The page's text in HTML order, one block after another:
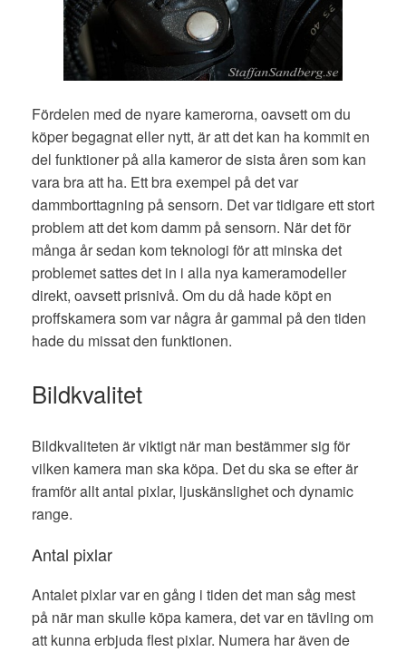
Fördelen med de nyare kamerorna, oavsett om du
köper begagnat eller nytt, är att det kan ha kommit en
del funktioner på alla kameror de sista åren som kan
vara bra att ha. Ett bra exempel på det var
dammborttagning på sensorn. Det var tidigare ett stort
problem att det kom damm på sensorn. När det för
många år sedan kom teknologi för att minska det
problemet sattes det in i alla nya kameramodeller
direkt, oavsett prisnivå. Om du då hade köpt en
proffskamera som var några år gammal på den tiden
hade du missat den funktionen.
Bildkvalitet
Bildkvaliteten är viktigt när man bestämmer sig för
vilken kamera man ska köpa. Det du ska se efter är
framför allt antal pixlar, ljuskänslighet och dynamic
range.
Antal pixlar
Antalet pixlar var en gång i tiden det man såg mest
på när man skulle köpa kamera, det var en tävling om
att kunna erbjuda flest pixlar. Numera har även de